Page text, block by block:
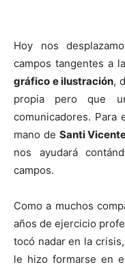
Hoy nos
campos tangentes a
gráfico e ilustración,
propia pero que
comunicadores. Para
mano de Santi
nos ayudará
campos.
Como a muchos
años de ejercicio
tocó nadar en la
le hizo formarse en